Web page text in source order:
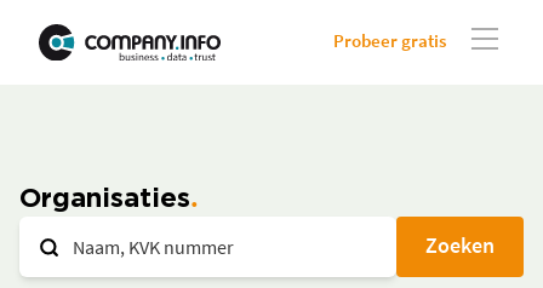
Probeer gratis
Organisaties
Zoeken